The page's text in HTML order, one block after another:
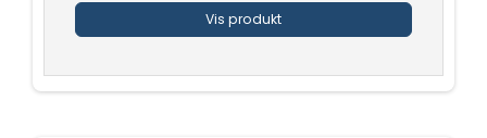
Vis produkt